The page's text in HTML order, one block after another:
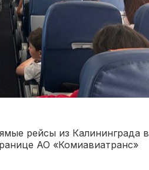
рейсы из Калининграда в
АО «Комиавиатранс»